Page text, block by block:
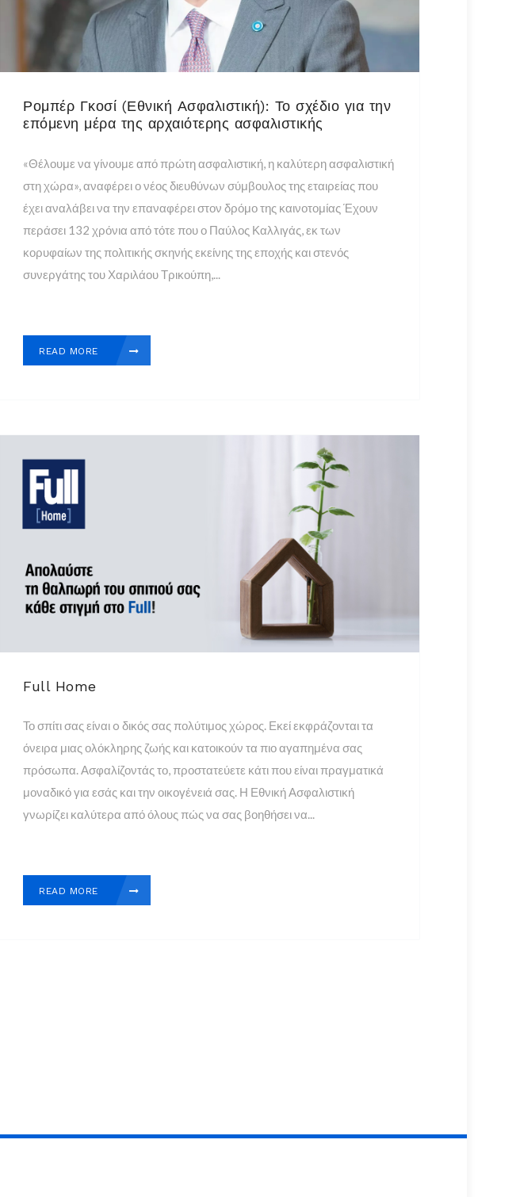
Ρομπέρ Γκοσί (Εθνική Ασφαλιστική): Το σχέδιο για την
επόμενη μέρα της αρχαιότερης ασφαλιστικής
«Θέλουμε να γίνουμε από πρώτη ασφαλιστική, η καλύτερη ασφαλιστική
στη χώρα», αναφέρει ο νέος διευθύνων σύμβουλος της εταιρείας που
έχει αναλάβει να την επαναφέρει στον δρόμο της καινοτομίας Έχουν
περάσει 132 χρόνια από τότε που ο Παύλος Καλλιγάς, εκ των
κορυφαίων της πολιτικής σκηνής εκείνης της εποχής και στενός
συνεργάτης του Χαριλάου Τρικούπη,...
READ MORE
Full Home
Το σπίτι σας είναι o δικός σας πολύτιμος χώρος. Εκεί εκφράζονται τα
όνειρα μιας ολόκληρης ζωής και κατοικούν τα πιο αγαπημένα σας
πρόσωπα. Ασφαλίζοντάς το, προστατεύετε κάτι που είναι πραγματικά
μοναδικό για εσάς και την οικογένειά σας. Η Εθνική Ασφαλιστική
γνωρίζει καλύτερα από όλους πώς να σας βοηθήσει να...
READ MORE